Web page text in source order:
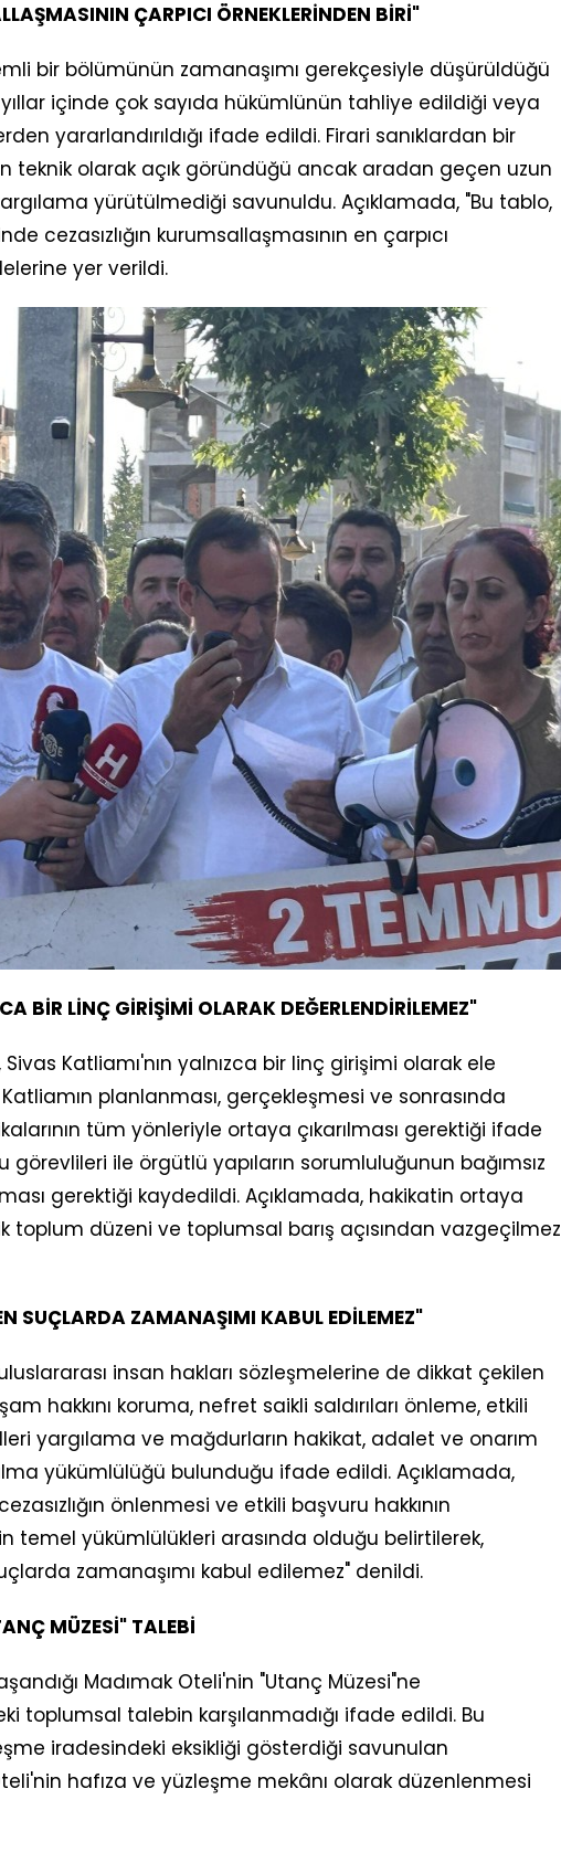
ÇARPICI ÖRNEKLERİNDEN BİRİ"
bir bölümünün zamanaşımı gerekçesiyle düşürüldüğü
içinde çok sayıda hükümlünün tahliye edildiği veya
yararlandırıldığı ifade edildi. Firari sanıklardan bir
teknik olarak açık göründüğü ancak aradan geçen uzun
yürütülmediği savunuldu. Açıklamada, "Bu tablo,
cezasızlığın kurumsallaşmasının en çarpıcı
yer verildi.
BİR LİNÇ GİRİŞİMİ OLARAK DEĞERLENDİRİLEMEZ"
Katliamı'nın yalnızca bir linç girişimi olarak ele
planlanması, gerçekleşmesi ve sonrasında
tüm yönleriyle ortaya çıkarılması gerektiği ifade
ile örgütlü yapıların sorumluluğunun bağımsız
gerektiği kaydedildi. Açıklamada, hakikatin ortaya
toplum düzeni ve toplumsal barış açısından vazgeçilmez
SUÇLARDA ZAMANAŞIMI KABUL EDİLEMEZ"
insan hakları sözleşmelerine de dikkat çekilen
hakkını koruma, nefret saikli saldırıları önleme, etkili
yargılama ve mağdurların hakikat, adalet ve onarım
yükümlülüğü bulunduğu ifade edildi. Açıklamada,
önlenmesi ve etkili başvuru hakkının
temel yükümlülükleri arasında olduğu belirtilerek,
zamanaşımı kabul edilemez" denildi.
MÜZESİ" TALEBİ
Madımak Oteli'nin "Utanç Müzesi"ne
toplumsal talebin karşılanmadığı ifade edildi. Bu
iradesindeki eksikliği gösterdiği savunulan
hafıza ve yüzleşme mekânı olarak düzenlenmesi